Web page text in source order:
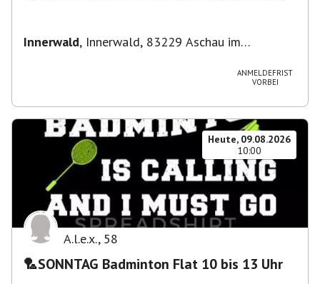
Innerwald, Innerwald, 83229 Aschau im
ANMELDEFRIST
VORBEI
Heute, 09.08.2026
10:00
A.l.e.x., 58
🏸SONNTAG Badminton Flat 10 bis 13 Uhr